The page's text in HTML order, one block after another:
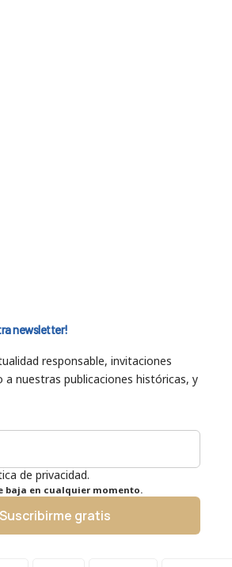
newsletter!
responsable, invitaciones
a nuestras publicaciones históricas, y
de privacidad.
baja en cualquier momento.
Suscribirme gratis